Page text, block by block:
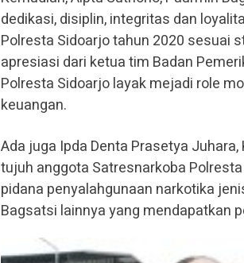
dedikasi, disiplin, integritas dan
Polresta Sidoarjo tahun 2020 sesuai
apresiasi dari ketua tim Badan
Polresta Sidoarjo layak mejadi role
keuangan.
Ada juga Ipda Denta Prasetya
tujuh anggota Satresnarkoba
pidana penyalahgunaan narkotika
Bagsatsi lainnya yang mendapatkan